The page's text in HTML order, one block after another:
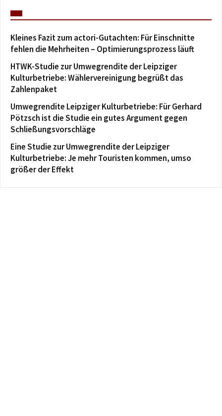
Kleines Fazit zum actori-Gutachten: Für Einschnitte
fehlen die Mehrheiten – Optimierungsprozess läuft
HTWK-Studie zur Umwegrendite der Leipziger
Kulturbetriebe: Wählervereinigung begrüßt das
Zahlenpaket
Umwegrendite Leipziger Kulturbetriebe: Für Gerhard
Pötzsch ist die Studie ein gutes Argument gegen
Schließungsvorschläge
Eine Studie zur Umwegrendite der Leipziger
Kulturbetriebe: Je mehr Touristen kommen, umso
größer der Effekt